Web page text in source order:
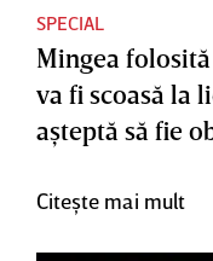
SPECIAL
Mingea
va fi scoasă la
aşteptă să fie
Citește mai mult